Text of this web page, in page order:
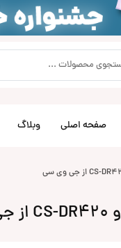
صفحه اصلی وبلاگ